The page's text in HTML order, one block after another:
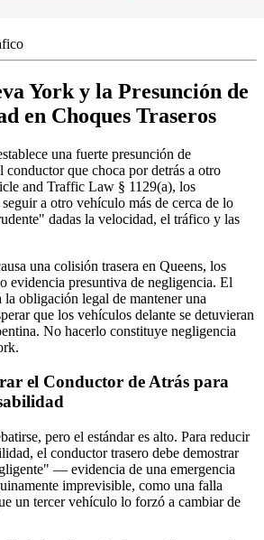
York y la Presunción de
en Choques Traseros
una fuerte presunción de
conductor que choca por detrás a otro
and Traffic Law § 1129(a), los
a otro vehículo más de cerca de lo
dadas la velocidad, el tráfico y las
una colisión trasera en Queens, los
evidencia presuntiva de negligencia. El
la obligación legal de mantener una
que los vehículos delante se detuvieran
No hacerlo constituye negligencia
el Conductor de Atrás para
pero el estándar es alto. Para reducir
el conductor trasero debe demostrar
— evidencia de una emergencia
imprevisible, como una falla
un tercer vehículo lo forzó a cambiar de